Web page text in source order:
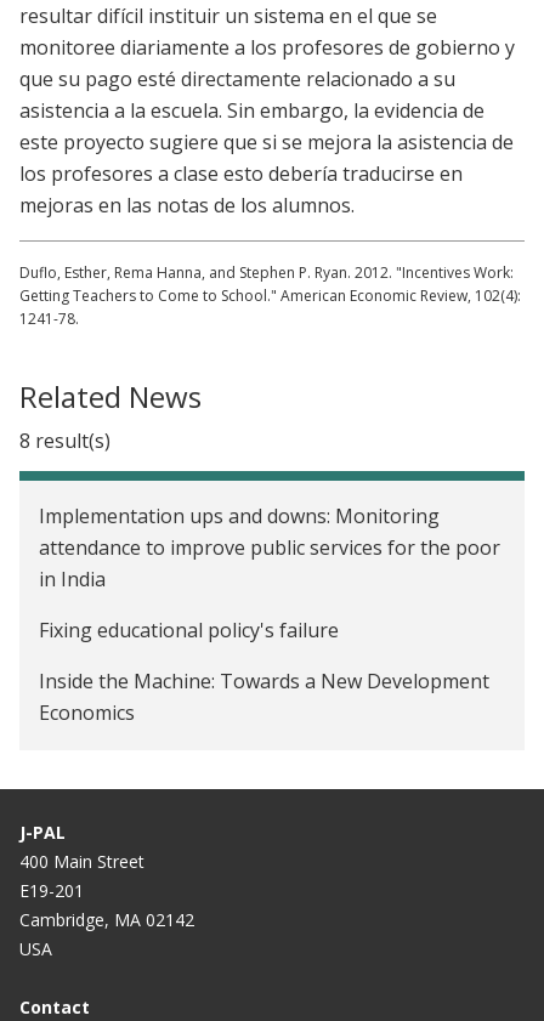
resultar difícil instituir un sistema en el que se
monitoree diariamente a los profesores de gobierno y
que su pago esté directamente relacionado a su
asistencia a la escuela. Sin embargo, la evidencia de
este proyecto sugiere que si se mejora la asistencia de
los profesores a clase esto debería traducirse en
mejoras en las notas de los alumnos.
Duflo, Esther, Rema Hanna, and Stephen P. Ryan. 2012. "Incentives Work:
Getting Teachers to Come to School." American Economic Review, 102(4):
1241-78.
Related News
8 result(s)
Implementation ups and downs: Monitoring
attendance to improve public services for the poor
in India
Fixing educational policy's failure
Inside the Machine: Towards a New Development
Economics
Measuring the Effectiveness of Foreign Aid
Trial and Error
J-PAL
400 Main Street
E19-201
Cambridge, MA 02142
USA
Contact